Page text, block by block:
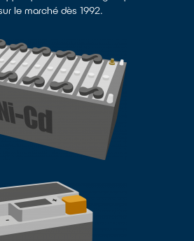
le marché dès 1992.